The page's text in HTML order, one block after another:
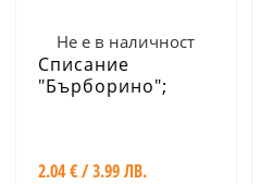
Не е в наличност
Списание
"Бърборино";
2.04 € / 3.99 ЛВ.